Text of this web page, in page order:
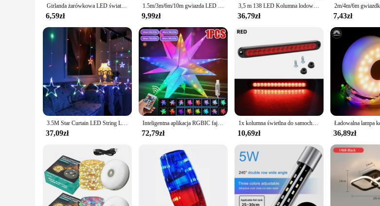
ensuring that your festive glow remains consistent throughout the season. With an emphasis on eco-friendliness,
footprint while adding a touch of festive charm.
**For Every Celebration**
Whether you're a wholesale vendor looking to stock up for the holiday season or an individual customer seeking to
perfect choice. With their wholesale availability and versatile usage, they are suitable for a wide range of
sure to captivate and delight, making them a must-have for any festive occasion.
Girlanda żarówkowa LED światła na zewnątrz gwiazda łańcuch światła Garland żarówka lampki strona główna ślub ogród dekoracje świąteczne
6,59zł
1.5m/3m/6m/10m gwiazda LED łańcuchy świetlne świąteczna girlanda bateria USB zasilana kurtyna na imprezę ślubne lampki do domu
9,99zł
3,5 m 138 LED Kolumna lodowa Gwiazda Wróżka Łańcuchy świetlne Wieniec świąteczny Zasłony Gwiazda Światła Bankiet weselny Dom Na zewnątrz Nowy Rok grudzień
36,79zł 7,43zł
3.5M Star Curtain LED String Light 138 diod LED Dekoracja świąteczna do domu Sypialnia Okno Urodziny Przyjęcie świąteczne Oświetlenie
37,09zł
Inteligentna aplikacja RGBIC fajerwerkowa girlanda żarówkowa ze zdalną choinką gwiazda Topper Light zewnętrzne wiszące migoczące światło gwiazd
72,79zł
1x kolumna świetlna do samochodu 15LED żarówki do samochodu ciężarówka SUV RV boczny znacznik hamulca lampy kierunkowskazu kierunkowskazy tylne światło ostrzegawcze 12v 24v
10,69zł 36,89zł